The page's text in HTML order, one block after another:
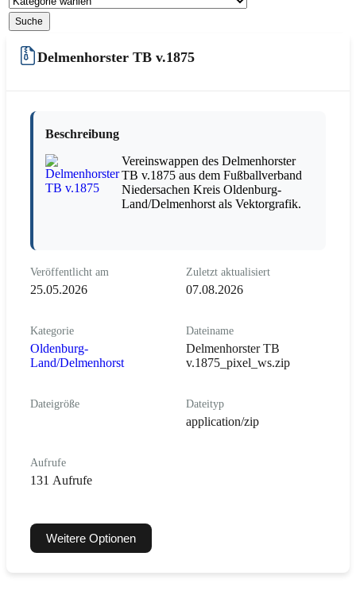
Delmenhorster TB v.1875
Beschreibung
Vereinswappen des Delmenhorster
TB v.1875 aus dem Fußballverband
Niedersachen Kreis Oldenburg-
Land/Delmenhorst als Vektorgrafik.
Veröffentlicht am
25.05.2026
Zuletzt aktualisiert
07.08.2026
Kategorie
Oldenburg-
Land/Delmenhorst
Dateiname
Delmenhorster TB
v.1875_pixel_ws.zip
Dateigröße Dateityp
application/zip
Aufrufe
131 Aufrufe
Weitere Optionen